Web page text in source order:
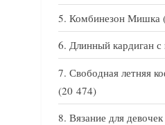
Комбинезон Мишка
Длинный кардиган с
Свободная летняя
(20 474)
Вязание для